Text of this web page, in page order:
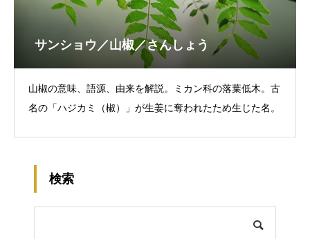
サンショウ／山椒／さんしょう
山椒の意味、語源、由来を解説。ミカン科の落葉低木。古
名の「ハジカミ（椒）」が生姜に奪われたため生じた名。
検索